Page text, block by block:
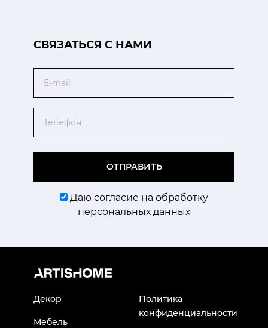
CВЯЗАТЬСЯ С НАМИ
ОТПРАВИТЬ
Даю согласие на обработку
персональных данных
Декор
Мебель
Политика
конфиденциальности